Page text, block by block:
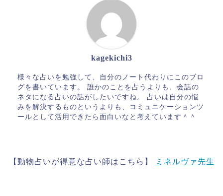
kagekichi3
様々な占いを勉強して、自分のノート代わりにこのブロ
グを書いています。 誰かのことを占うよりも、会話の
ネタになる占いの話がしたいですね。 占いは自分の悩
みを解決するものというよりも、コミュニケーションツ
ールとして活用できたら面白いなと考えています＾＾
【動物占いが得意な占い師はこちら】 ミネルヴァ先生